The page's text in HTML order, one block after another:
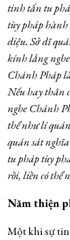
tinh tấn tu
tùy pháp
diệu. Sở dĩ
kính lắng
Chánh Pháp
Nếu hay thân
nghe Chánh
thể như lí
quán sát
tu pháp tùy
rồi, liền có thể
Năm thiện
Một khi sự tin